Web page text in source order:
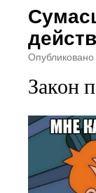
Опубликовано
Закон